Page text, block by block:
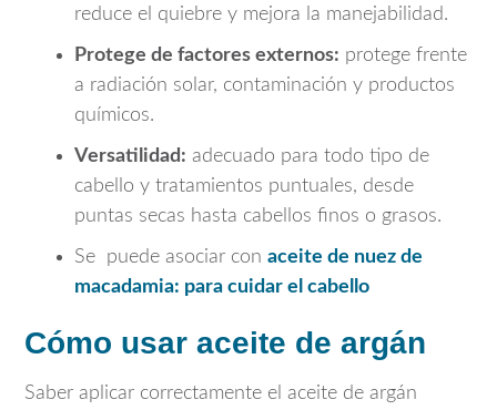
reduce el quiebre y mejora la manejabilidad.
Protege de factores externos: protege frente
a radiación solar, contaminación y productos
químicos.
Versatilidad: adecuado para todo tipo de
cabello y tratamientos puntuales, desde
puntas secas hasta cabellos finos o grasos.
Se puede asociar con aceite de nuez de
macadamia: para cuidar el cabello
Cómo usar aceite de argán
Saber aplicar correctamente el aceite de argán